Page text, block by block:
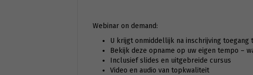
Webinar on demand:
U krijgt onmiddellijk na inschrijving toegang
Bekijk deze opname op uw eigen tempo –
Inclusief slides en uitgebreide cursus
Video en audio van topkwaliteit